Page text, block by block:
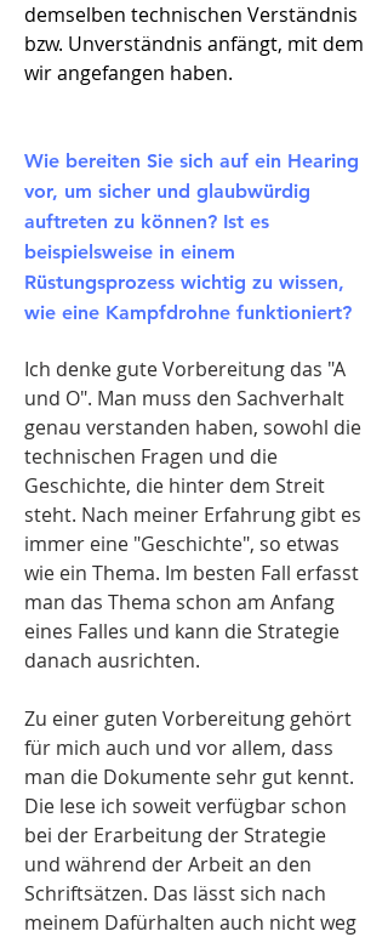
demselben technischen Verständnis
bzw. Unverständnis anfängt, mit dem
wir angefangen haben.
Wie bereiten Sie sich auf ein Hearing
vor, um sicher und glaubwürdig
auftreten zu können? Ist es
beispielsweise in einem
Rüstungsprozess wichtig zu wissen,
wie eine Kampfdrohne funktioniert?
Ich denke gute Vorbereitung das "A
und O". Man muss den Sachverhalt
genau verstanden haben, sowohl die
technischen Fragen und die
Geschichte, die hinter dem Streit
steht. Nach meiner Erfahrung gibt es
immer eine "Geschichte", so etwas
wie ein Thema. Im besten Fall erfasst
man das Thema schon am Anfang
eines Falles und kann die Strategie
danach ausrichten.
Zu einer guten Vorbereitung gehört
für mich auch und vor allem, dass
man die Dokumente sehr gut kennt.
Die lese ich soweit verfügbar schon
bei der Erarbeitung der Strategie
und während der Arbeit an den
Schriftsätzen. Das lässt sich nach
meinem Dafürhalten auch nicht weg